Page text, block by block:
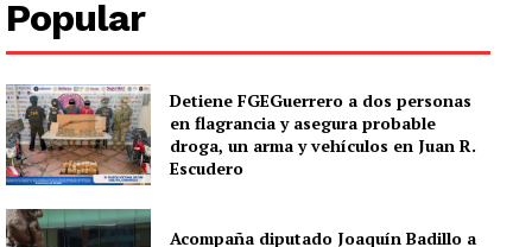
Popular
Detiene FGEGuerrero a dos personas
en flagrancia y asegura probable
droga, un arma y vehículos en Juan R.
Escudero
Acompaña diputado Joaquín Badillo a